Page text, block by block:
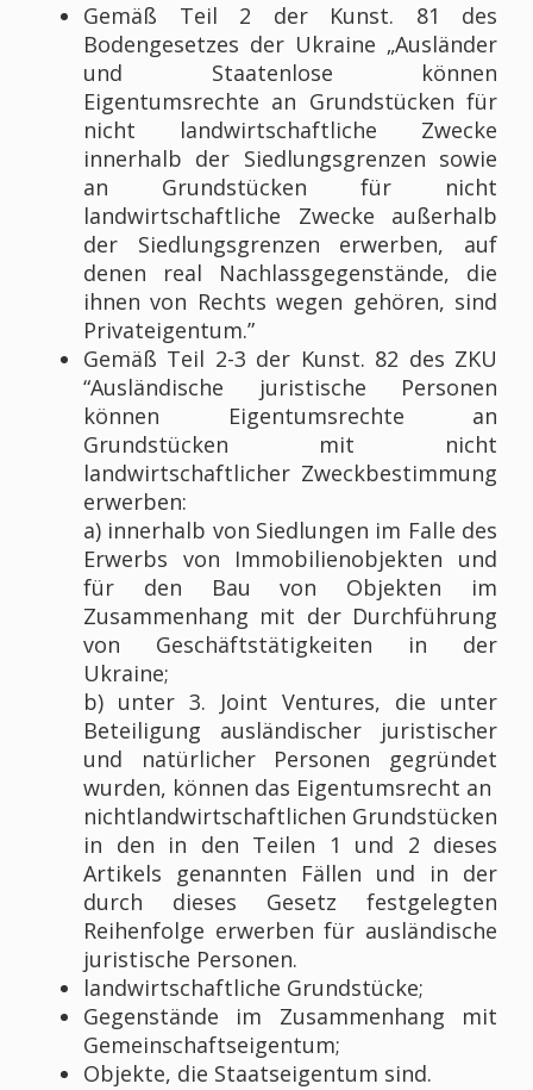
Gemäß Teil 2 der Kunst. 81 des
Bodengesetzes der Ukraine „Ausländer
und Staatenlose können
Eigentumsrechte an Grundstücken für
nicht landwirtschaftliche Zwecke
innerhalb der Siedlungsgrenzen sowie
an Grundstücken für nicht
landwirtschaftliche Zwecke außerhalb
der Siedlungsgrenzen erwerben, auf
denen real Nachlassgegenstände, die
ihnen von Rechts wegen gehören, sind
Privateigentum.”
Gemäß Teil 2-3 der Kunst. 82 des ZKU
“Ausländische juristische Personen
können Eigentumsrechte an
Grundstücken mit nicht
landwirtschaftlicher Zweckbestimmung
erwerben:
a) innerhalb von Siedlungen im Falle des
Erwerbs von Immobilienobjekten und
für den Bau von Objekten im
Zusammenhang mit der Durchführung
von Geschäftstätigkeiten in der
Ukraine;
b) unter 3. Joint Ventures, die unter
Beteiligung ausländischer juristischer
und natürlicher Personen gegründet
wurden, können das Eigentumsrecht an
nichtlandwirtschaftlichen Grundstücken
in den in den Teilen 1 und 2 dieses
Artikels genannten Fällen und in der
durch dieses Gesetz festgelegten
Reihenfolge erwerben für ausländische
juristische Personen.
landwirtschaftliche Grundstücke;
Gegenstände im Zusammenhang mit
Gemeinschaftseigentum;
Objekte, die Staatseigentum sind.